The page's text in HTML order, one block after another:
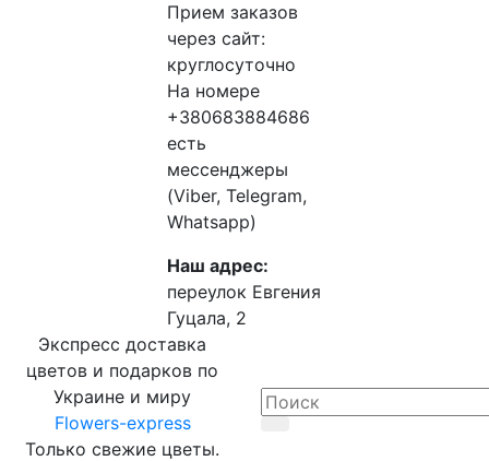
Прием заказов
через сайт:
круглосуточно
На номере
+380683884686
есть
мессенджеры
(Viber, Telegram,
Whatsapp)
Наш адрес:
переулок Евгения
Гуцала, 2
Экспресс доставка
цветов и подарков по
Украине и миру
Flowers-express
Только свежие цветы.